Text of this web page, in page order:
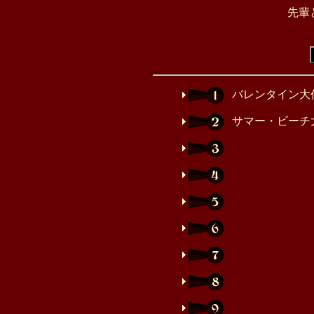
先輩
バレンタイン大
サマー・ビーチ